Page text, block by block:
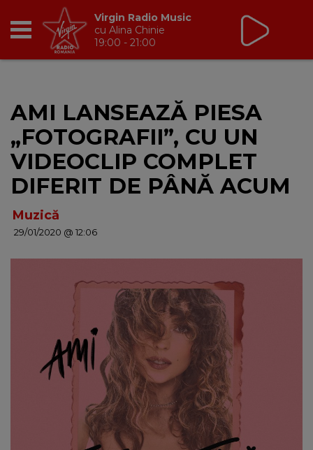
BREAKFAST
TIC TALK
CÂȘTIGĂ
HOT 30
DANCEFLOOR CHART
RADIO ACADEMY
CONTUL MEU
Virgin Radio Music
cu Alina Chinie
19:00 - 21:00
AMI LANSEAZĂ PIESA
„FOTOGRAFII”, CU UN
VIDEOCLIP COMPLET
DIFERIT DE PÂNĂ ACUM
Muzică
29/01/2020 @ 12:06